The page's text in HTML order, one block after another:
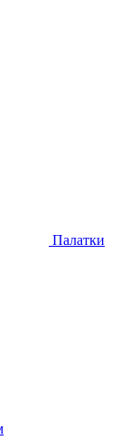
Палатки